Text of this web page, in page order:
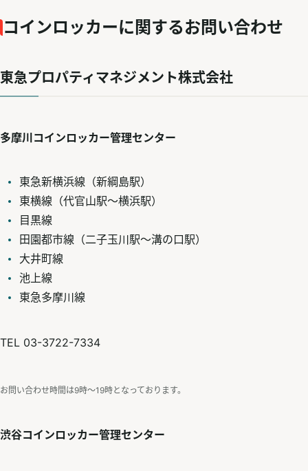
コインロッカーに関するお問い合わせ
東急プロパティマネジメント株式会社
多摩川コインロッカー管理センター
東急新横浜線（新綱島駅）
東横線（代官山駅～横浜駅）
目黒線
田園都市線（二子玉川駅～溝の口駅）
大井町線
池上線
東急多摩川線
TEL 03-3722-7334
お問い合わせ時間は9時〜19時となっております。
渋谷コインロッカー管理センター